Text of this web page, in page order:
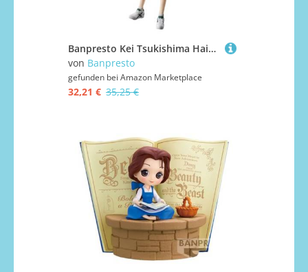
Banpresto Kei Tsukishima Haikyu Statue 18 cm
von Banpresto
gefunden bei Amazon Marketplace
32,21 € 35,25 €